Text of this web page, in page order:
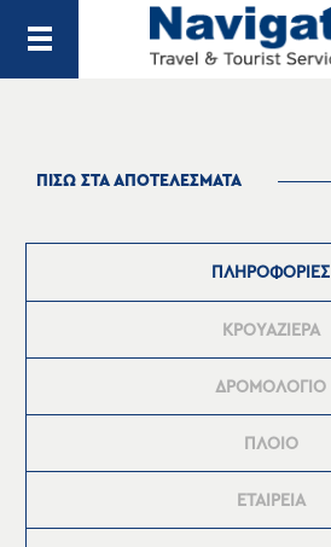
ΠΙΣΩ ΣΤΑ ΑΠΟΤΕΛΕΣΜΑΤΑ
ΠΛΗΡΟΦΟΡΙΕΣ
ΚΡΟΥΑΖΙΕΡΑ
ΔΡΟΜΟΛΟΓΙΟ
ΠΛΟΙΟ
ΕΤΑΙΡΕΙΑ